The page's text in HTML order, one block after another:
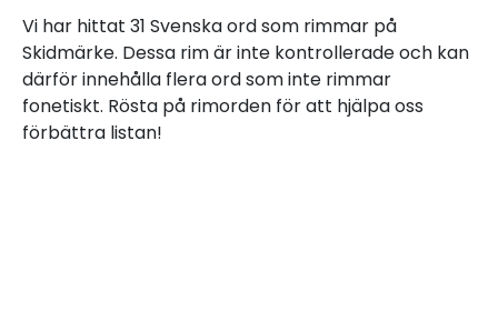
Vi har hittat 31 Svenska ord som rimmar på
Skidmärke. Dessa rim är inte kontrollerade och kan
därför innehålla flera ord som inte rimmar
fonetiskt. Rösta på rimorden för att hjälpa oss
förbättra listan!